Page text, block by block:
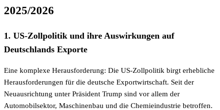
2025/2026
1. US-Zollpolitik und ihre Auswirkungen auf
Deutschlands Exporte
Eine komplexe Herausforderung: Die US-Zollpolitik birgt erhebliche
Herausforderungen für die deutsche Exportwirtschaft. Seit der
Neuausrichtung unter Präsident Trump sind vor allem der
Automobilsektor, Maschinenbau und die Chemieindustrie betroffen.